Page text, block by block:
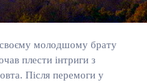
своєму молодшому брату
плести інтриги з
Після перемоги у